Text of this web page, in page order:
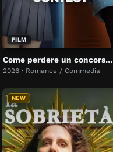
FILM
Come perdere un concorso di popolarità
2026 · Romance / Commedia
NEW